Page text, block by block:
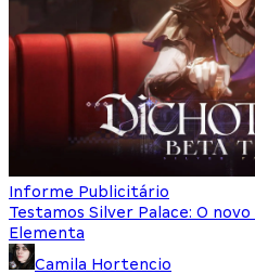
Informe Publicitário
Testamos Silver Palace: O
Elementa
Camila Hortencio